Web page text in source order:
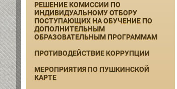
РЕШЕНИЕ КОМИССИИ ПО
ИНДИВИДУАЛЬНОМУ ОТБОРУ
ПОСТУПАЮЩИХ НА ОБУЧЕНИЕ ПО
ДОПОЛНИТЕЛЬНЫМ
ОБРАЗОВАТЕЛЬНЫМ ПРОГРАММАМ
ПРОТИВОДЕЙСТВИЕ КОРРУПЦИИ
МЕРОПРИЯТИЯ ПО ПУШКИНСКОЙ
КАРТЕ